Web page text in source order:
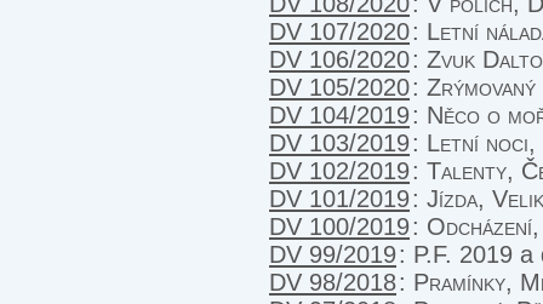
DV 107/2020: Letní
DV 106/2020: Zvuk
DV 105/2020:
DV 104/2019: Něco o
DV 103/2019: Letní noci,
DV 102/2019: Talenty,
DV 101/2019: Jízda,
DV 100/2019:
DV 99/2019: P.F. 2019 a
DV 98/2018: Pramínky,